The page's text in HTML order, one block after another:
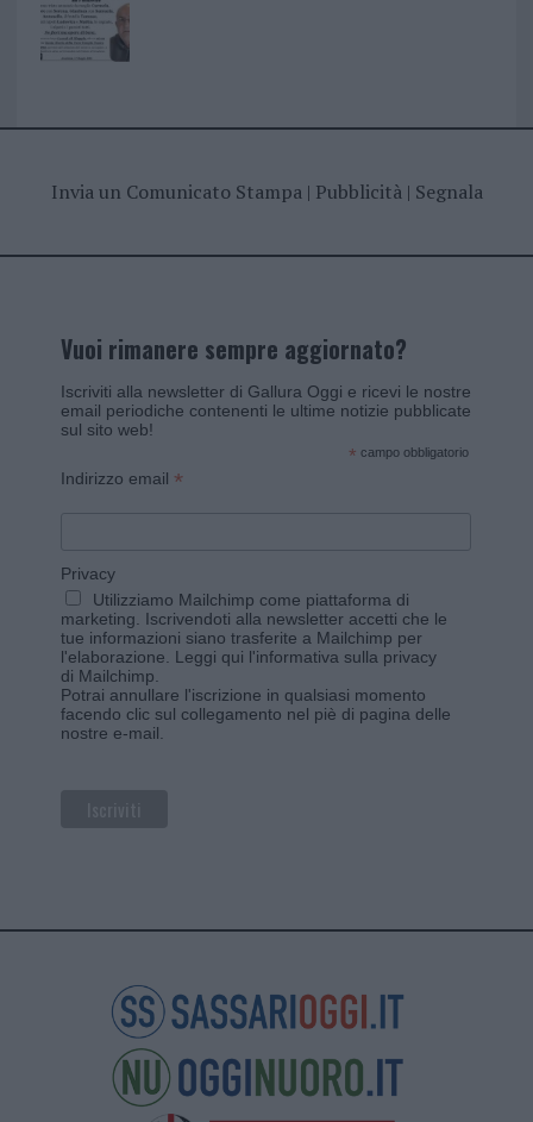
Invia un Comunicato Stampa| Pubblicità| Segnala
Vuoi rimanere sempre aggiornato?
Iscriviti alla newsletter di Gallura Oggi e ricevi le nostre
email periodiche contenenti le ultime notizie pubblicate
sul sito web!
* campo obbligatorio
Indirizzo email *
Privacy
Utilizziamo Mailchimp come piattaforma di
marketing. Iscrivendoti alla newsletter accetti che le
tue informazioni siano trasferite a Mailchimp per
l'elaborazione. Leggi qui l'informativa sulla privacy
di Mailchimp
Potrai annullare l'iscrizione in qualsiasi momento
facendo clic sul collegamento nel piè di pagina delle
nostre e-mail.